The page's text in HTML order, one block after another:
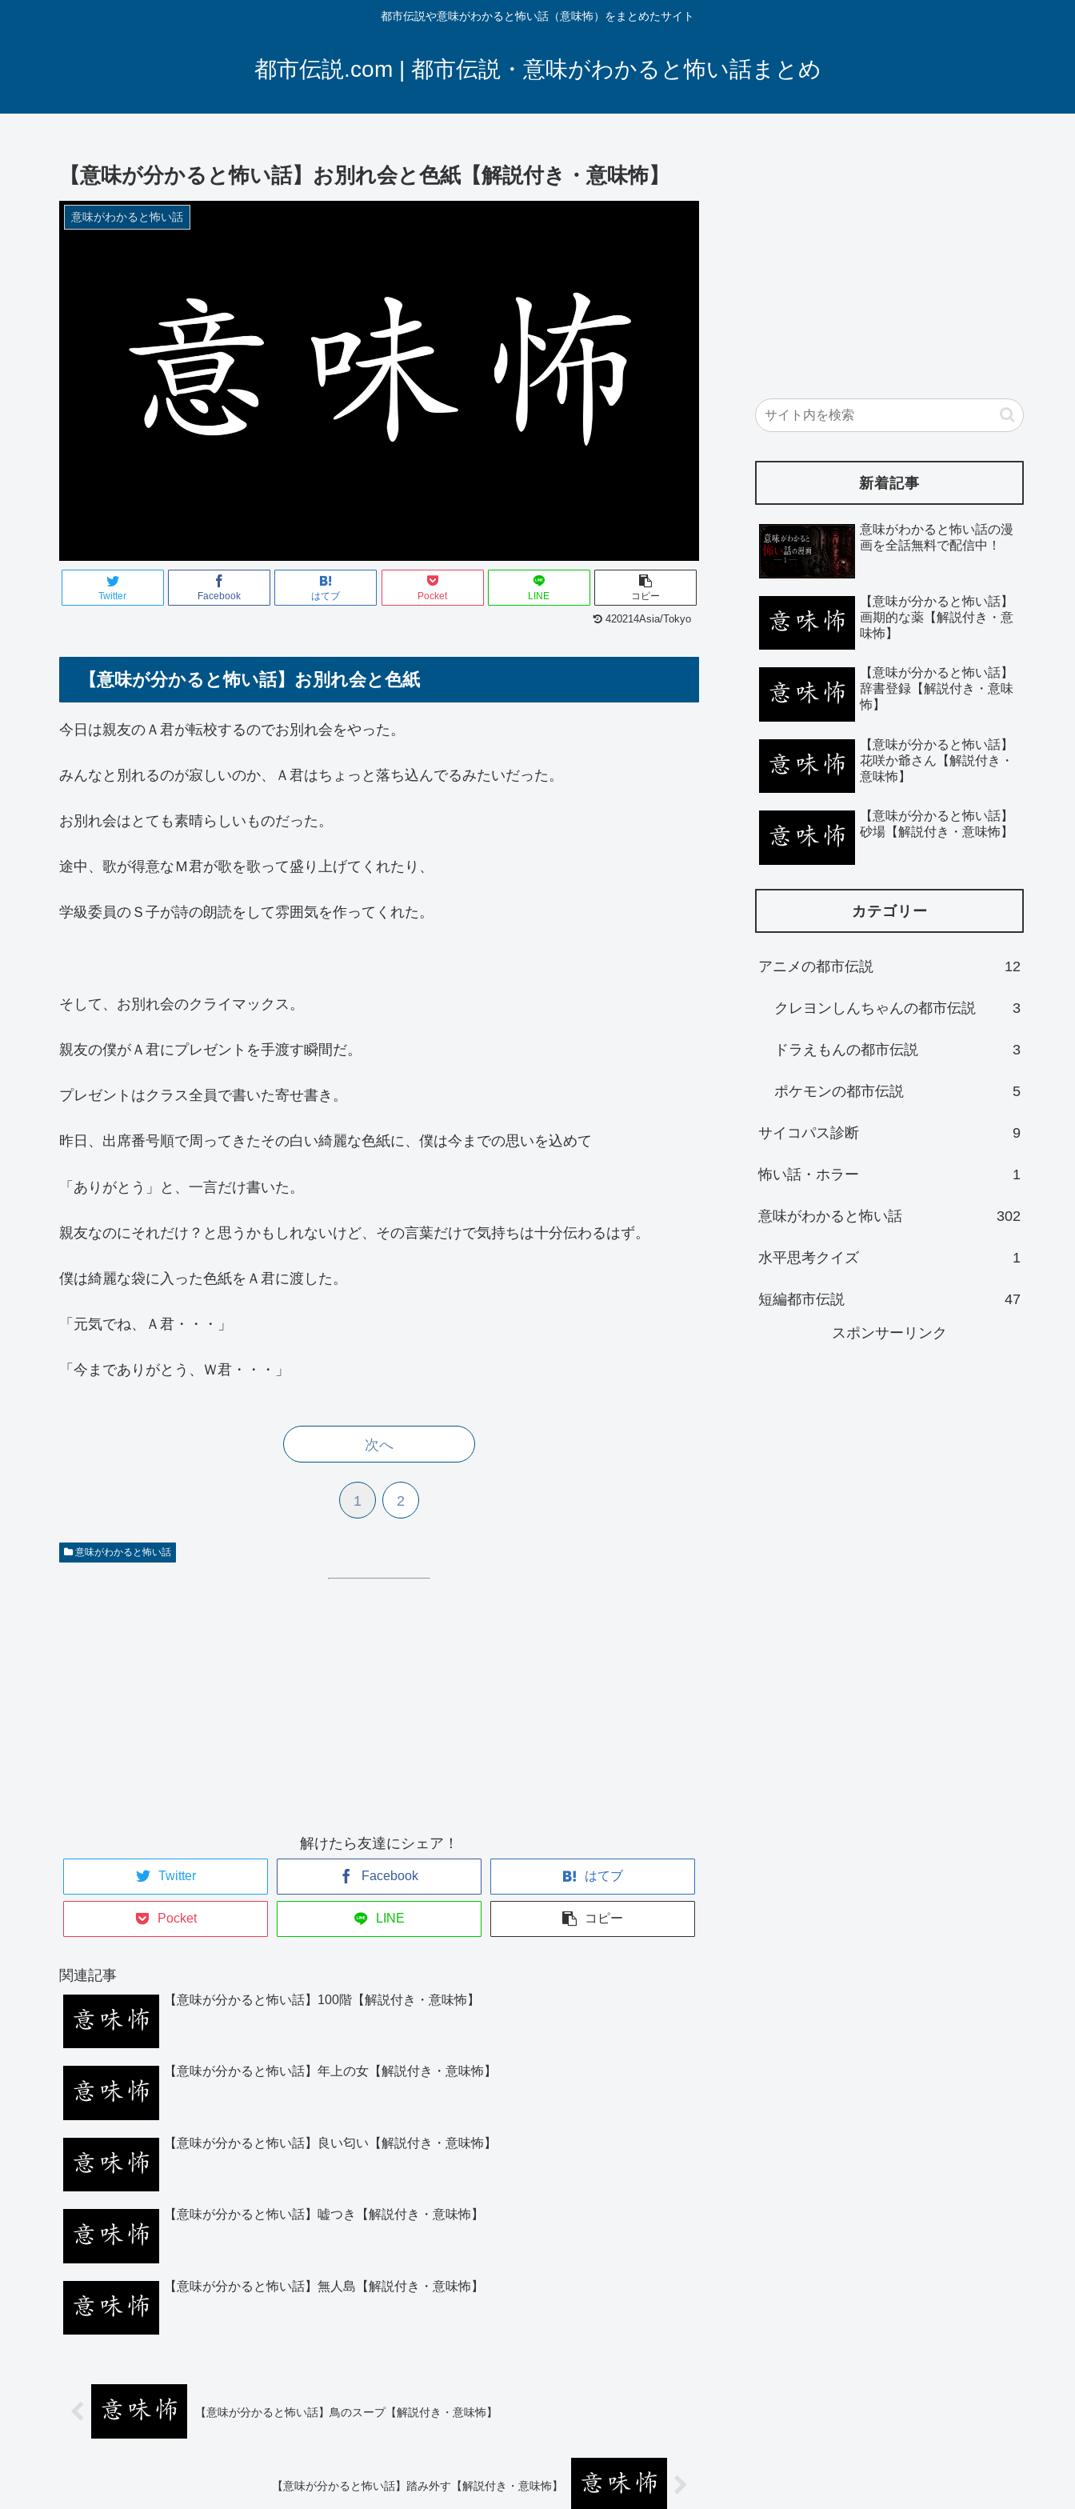
都市伝説や意味がわかると怖い話（意味怖）をまとめたサイト
都市伝説.com | 都市伝説・意味がわかると怖い話まとめ
【意味が分かると怖い話】お別れ会と色紙【解説付き・意味怖】
意味がわかると怖い話
Twitter Facebook はてブ Pocket LINE コピー
420214Asia/Tokyo
【意味が分かると怖い話】お別れ会と色紙
今日は親友のＡ君が転校するのでお別れ会をやった。
みんなと別れるのが寂しいのか、Ａ君はちょっと落ち込んでるみたいだった。
お別れ会はとても素晴らしいものだった。
途中、歌が得意なＭ君が歌を歌って盛り上げてくれたり、
学級委員のＳ子が詩の朗読をして雰囲気を作ってくれた。
そして、お別れ会のクライマックス。
親友の僕がＡ君にプレゼントを手渡す瞬間だ。
プレゼントはクラス全員で書いた寄せ書き。
昨日、出席番号順で周ってきたその白い綺麗な色紙に、僕は今までの思いを込めて
「ありがとう」と、一言だけ書いた。
親友なのにそれだけ？と思うかもしれないけど、その言葉だけで気持ちは十分伝わるはず。
僕は綺麗な袋に入った色紙をＡ君に渡した。
「元気でね、Ａ君・・・」
「今までありがとう、Ｗ君・・・」
次へ
1 2
意味がわかると怖い話
解けたら友達にシェア！
Twitter Facebook はてブ
Pocket LINE コピー
関連記事
【意味が分かると怖い話】100階【解説付き・意味怖】
【意味が分かると怖い話】年上の女【解説付き・意味怖】
【意味が分かると怖い話】良い匂い【解説付き・意味怖】
【意味が分かると怖い話】嘘つき【解説付き・意味怖】
【意味が分かると怖い話】無人島【解説付き・意味怖】
【意味が分かると怖い話】鳥のスープ【解説付き・意味怖】
【意味が分かると怖い話】踏み外す【解説付き・意味怖】
新着記事
意味がわかると怖い話の漫
画を全話無料で配信中！
【意味が分かると怖い話】
画期的な薬【解説付き・意
味怖】
【意味が分かると怖い話】
辞書登録【解説付き・意味
怖】
【意味が分かると怖い話】
花咲か爺さん【解説付き・
意味怖】
【意味が分かると怖い話】
砂場【解説付き・意味怖】
カテゴリー
アニメの都市伝説 12
クレヨンしんちゃんの都市伝説 3
ドラえもんの都市伝説 3
ポケモンの都市伝説 5
サイコパス診断 9
怖い話・ホラー 1
意味がわかると怖い話 302
水平思考クイズ 1
短編都市伝説 47
スポンサーリンク